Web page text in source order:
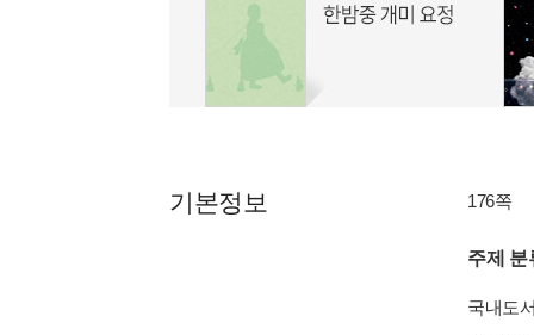
기본정보 176쪽
주제 분
국내도